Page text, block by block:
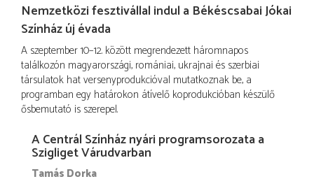
Nemzetközi fesztivállal indul a Békéscsabai Jókai
Színház új évada
A szeptember 10–12. között megrendezett háromnapos
találkozón magyarországi, romániai, ukrajnai és szerbiai
társulatok hat versenyprodukcióval mutatkoznak be, a
programban egy határokon átívelő koprodukcióban készülő
ősbemutató is szerepel.
A Centrál Színház nyári programsorozata a
Szigliget Várudvarban
Tamás Dorka